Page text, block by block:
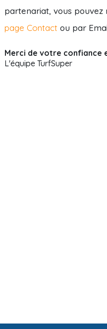
partenariat, vous
page Contact ou par
Merci de votre confiance
L'équipe TurfSuper